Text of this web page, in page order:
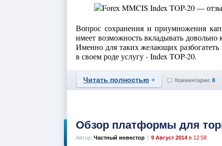
Вопрос сохранения и приумножения
имеет возможность вкладывать
Именно для таких желающих
в своем роде услугу - Index TOP-20.
Читать полностью Комментарии: 8
Обзор платформы для
Автор: Частный инвестор | 9 Август 2014 в 12:58